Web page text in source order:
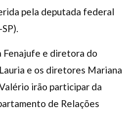
pela deputada federal
Fenajufe e diretora do
e os diretores Mariana
irão participar da
de Relações